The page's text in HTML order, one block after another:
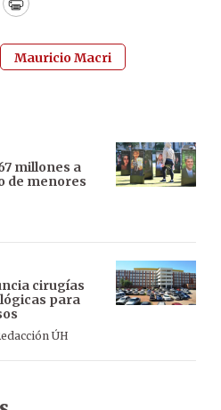
Print
Mauricio Macri
millones a
de menores
cirugías
para
ÚH